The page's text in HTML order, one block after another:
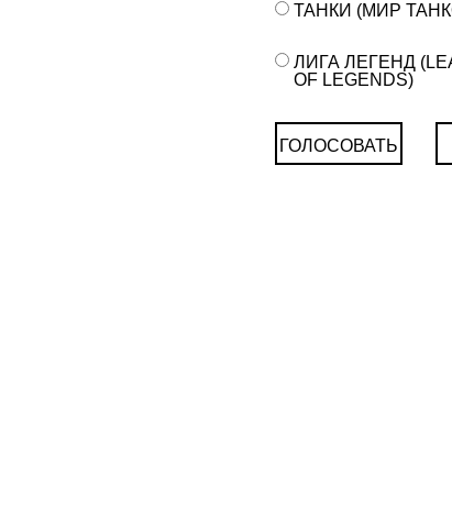
ТАНКИ (МИР
ЛИГА ЛЕГЕНД
OF LEGENDS)
ГОЛОСОВАТЬ